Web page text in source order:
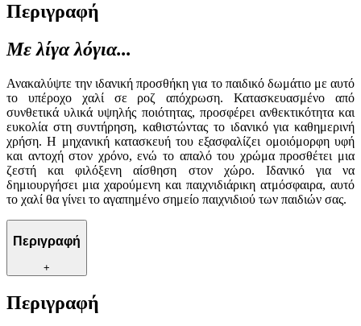
Περιγραφή
Με λίγα λόγια...
Ανακαλύψτε την ιδανική προσθήκη για το παιδικό δωμάτιο με αυτό
το υπέροχο χαλί σε ροζ απόχρωση. Κατασκευασμένο από
συνθετικά υλικά υψηλής ποιότητας, προσφέρει ανθεκτικότητα και
ευκολία στη συντήρηση, καθιστώντας το ιδανικό για καθημερινή
χρήση. Η μηχανική κατασκευή του εξασφαλίζει ομοιόμορφη υφή
και αντοχή στον χρόνο, ενώ το απαλό του χρώμα προσθέτει μια
ζεστή και φιλόξενη αίσθηση στον χώρο. Ιδανικό για να
δημιουργήσει μια χαρούμενη και παιχνιδιάρικη ατμόσφαιρα, αυτό
το χαλί θα γίνει το αγαπημένο σημείο παιχνιδιού των παιδιών σας.
Περιγραφή
+
Περιγραφή